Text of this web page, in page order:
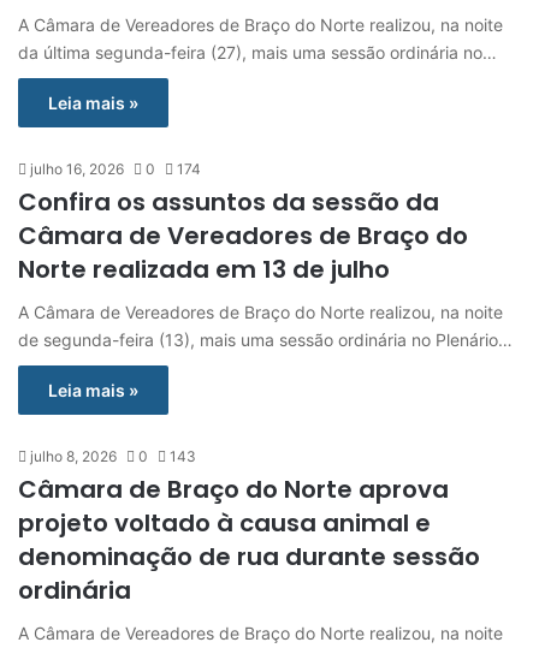
A Câmara de Vereadores de Braço do Norte realizou, na noite
da última segunda-feira (27), mais uma sessão ordinária no…
Leia mais »
julho 16, 2026 0 174
Confira os assuntos da sessão da
Câmara de Vereadores de Braço do
Norte realizada em 13 de julho
A Câmara de Vereadores de Braço do Norte realizou, na noite
de segunda-feira (13), mais uma sessão ordinária no Plenário…
Leia mais »
julho 8, 2026 0 143
Câmara de Braço do Norte aprova
projeto voltado à causa animal e
denominação de rua durante sessão
ordinária
A Câmara de Vereadores de Braço do Norte realizou, na noite